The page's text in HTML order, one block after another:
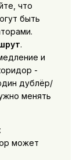
что
быть
.
и
-
дублёр/
менять
может